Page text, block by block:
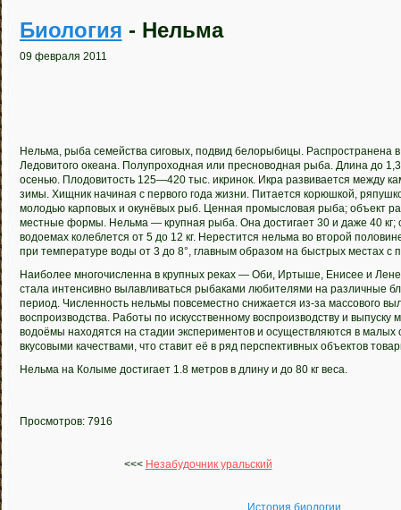
Биология - Нельма
09 февраля 2011
Нельма, рыба семейства сиговых, подвид белорыбицы. Распространена
Ледовитого океана. Полупроходная или пресноводная рыба. Длина до 1,3
осенью. Плодовитость 125—420 тыс. икринок. Икра развивается между
зимы. Хищник начиная с первого года жизни. Питается корюшкой,
молодью карповых и окунёвых рыб. Ценная промысловая рыба; объект
местные формы. Нельма — крупная рыба. Она достигает 30 и даже 40 кг;
водоемах колеблется от 5 до 12 кг. Нерестится нельма во второй
при температуре воды от 3 до 8°, главным образом на быстрых местах с
Наиболее многочисленна в крупных реках — Оби, Иртыше, Енисее и
стала интенсивно вылавливаться рыбаками любителями на различные
период. Численность нельмы повсеместно снижается из-за массового
воспроизводства. Работы по искусственному воспроизводству и выпуску
водоёмы находятся на стадии экспериментов и осуществляются в
вкусовыми качествами, что ставит её в ряд перспективных объектов
Нельма на Колыме достигает 1.8 метров в длину и до 80 кг веса.
Просмотров: 7916
<<< Незабудочник уральский
История биологии